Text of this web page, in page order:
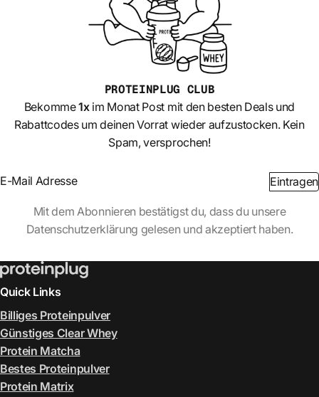
PROTEINPLUG CLUB
Bekomme1xim Monat Post mit den besten Deals und
Rabattcodes um deinen Vorrat wieder aufzustocken. Kein
Spam, versprochen!
Section Eintragen
AbschnittMit dem Abonnieren bestätigst du, dass du unsere
Datenschutzerklärung gelesen und akzeptiert haben.
Quick Links
Billiges Proteinpulver
Günstiges Clear Whey
Protein Matcha
Bestes Proteinpulver
Protein Matrix